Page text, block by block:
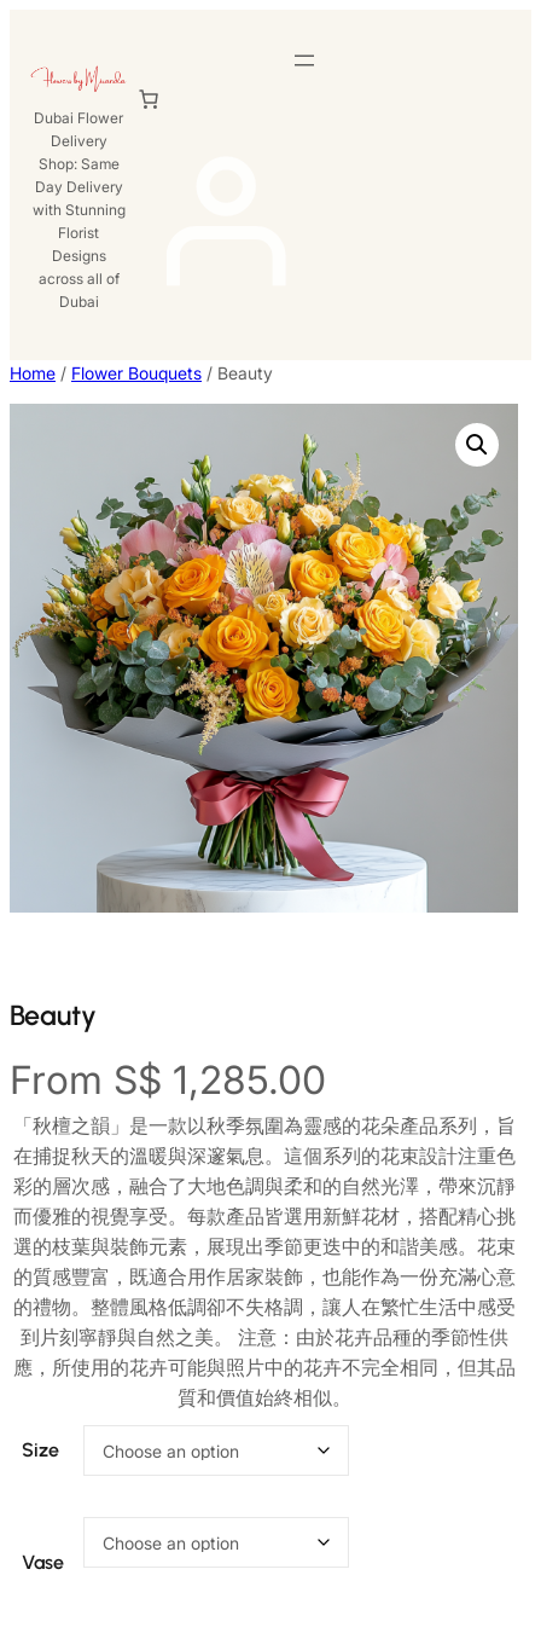
content
Dubai Flower
Delivery
Shop: Same
Day Delivery
with Stunning
Florist
Designs
across all of
Dubai
Home / Flower Bouquets / Beauty
Beauty
From S$ 1,285.00
「秋檀之韻」是一款以秋季氛圍為靈感的花朵產品系列，旨
在捕捉秋天的溫暖與深邃氣息。這個系列的花束設計注重色
彩的層次感，融合了大地色調與柔和的自然光澤，帶來沉靜
而優雅的視覺享受。每款產品皆選用新鮮花材，搭配精心挑
選的枝葉與裝飾元素，展現出季節更迭中的和諧美感。花束
的質感豐富，既適合用作居家裝飾，也能作為一份充滿心意
的禮物。整體風格低調卻不失格調，讓人在繁忙生活中感受
到片刻寧靜與自然之美。 注意：由於花卉品種的季節性供
應，所使用的花卉可能與照片中的花卉不完全相同，但其品
質和價值始終相似。
Size
Vase